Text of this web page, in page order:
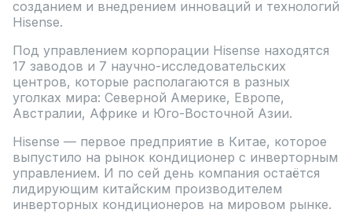
созданием и внедрением инноваций и технологий
Hisense.
Под управлением корпорации Hisense находятся
17 заводов и 7 научно-исследовательских
центров, которые располагаются в разных
уголках мира: Северной Америке, Европе,
Австралии, Африке и Юго-Восточной Азии.
Hisense — первое предприятие в Китае, которое
выпустило на рынок кондиционер с инверторным
управлением. И по сей день компания остаётся
лидирующим китайским производителем
инверторных кондиционеров на мировом рынке.